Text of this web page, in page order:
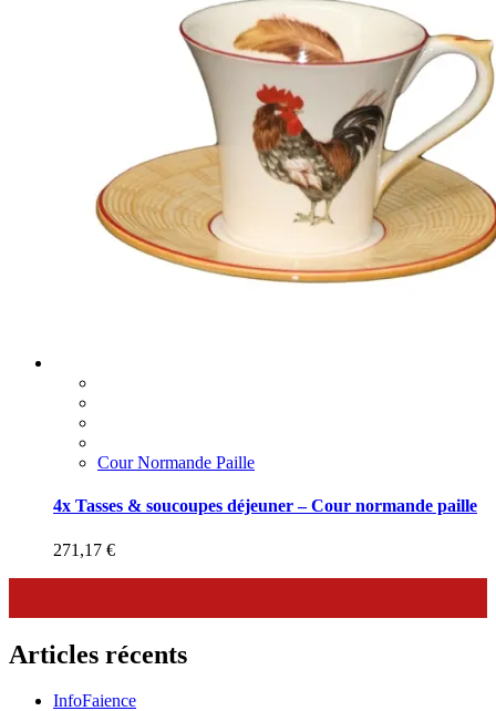
Cour Normande Paille
4x Tasses & soucoupes déjeuner – Cour normande paille
271,17 €
Articles récents
InfoFaience